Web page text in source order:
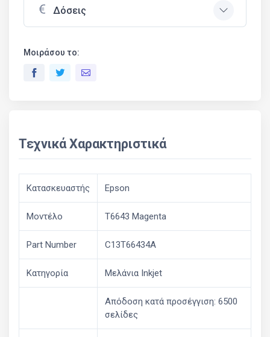
Δόσεις
Μοιράσου το:
Τεχνικά Χαρακτηριστικά
Κατασκευαστής Epson
Μοντέλο T6643 Magenta
Part Number C13T66434A
Κατηγορία Μελάνια Inkjet
Απόδοση κατά προσέγγιση: 6500
σελίδες